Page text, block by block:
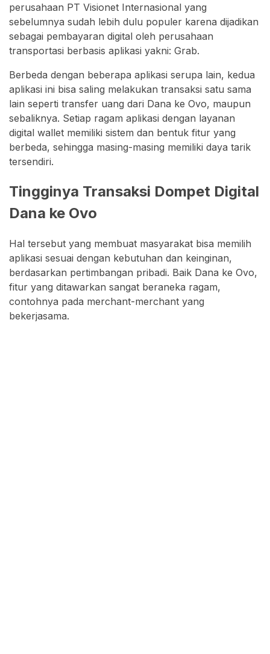
perusahaan PT Visionet Internasional yang
sebelumnya sudah lebih dulu populer karena dijadikan
sebagai pembayaran digital oleh perusahaan
transportasi berbasis aplikasi yakni: Grab.
Berbeda dengan beberapa aplikasi serupa lain, kedua
aplikasi ini bisa saling melakukan transaksi satu sama
lain seperti transfer uang dari Dana ke Ovo, maupun
sebaliknya. Setiap ragam aplikasi dengan layanan
digital wallet memiliki sistem dan bentuk fitur yang
berbeda, sehingga masing-masing memiliki daya tarik
tersendiri.
Tingginya Transaksi Dompet Digital
Dana ke Ovo
Hal tersebut yang membuat masyarakat bisa memilih
aplikasi sesuai dengan kebutuhan dan keinginan,
berdasarkan pertimbangan pribadi. Baik Dana ke Ovo,
fitur yang ditawarkan sangat beraneka ragam,
contohnya pada merchant-merchant yang
bekerjasama.